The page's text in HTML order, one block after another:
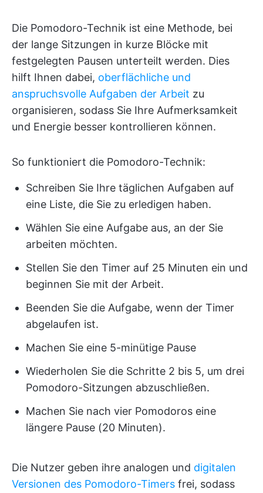
Die Pomodoro-Technik ist eine Methode, bei
der lange Sitzungen in kurze Blöcke mit
festgelegten Pausen unterteilt werden. Dies
hilft Ihnen dabei, oberflächliche und
anspruchsvolle Aufgaben der Arbeit zu
organisieren, sodass Sie Ihre Aufmerksamkeit
und Energie besser kontrollieren können.
So funktioniert die Pomodoro-Technik:
Schreiben Sie Ihre täglichen Aufgaben auf
eine Liste, die Sie zu erledigen haben.
Wählen Sie eine Aufgabe aus, an der Sie
arbeiten möchten.
Stellen Sie den Timer auf 25 Minuten ein und
beginnen Sie mit der Arbeit.
Beenden Sie die Aufgabe, wenn der Timer
abgelaufen ist.
Machen Sie eine 5-minütige Pause
Wiederholen Sie die Schritte 2 bis 5, um drei
Pomodoro-Sitzungen abzuschließen.
Machen Sie nach vier Pomodoros eine
längere Pause (20 Minuten).
Die Nutzer geben ihre analogen und digitalen
Versionen des Pomodoro-Timers frei, sodass